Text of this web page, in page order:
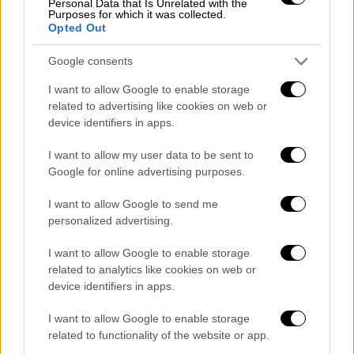
Personal Data that Is Unrelated with the
Purposes for which it was collected.
Opted Out
Google consents
I want to allow Google to enable storage
related to advertising like cookies on web or
device identifiers in apps.
I want to allow my user data to be sent to
Google for online advertising purposes.
I want to allow Google to send me
personalized advertising.
I want to allow Google to enable storage
related to analytics like cookies on web or
device identifiers in apps.
I want to allow Google to enable storage
related to functionality of the website or app.
καθηγητών και ερευνητών του ΕΚΠΑ τον
Νοέμβριο του 2021 με τίτλο: «Nocebo-Prone
Behavior Associated with SARS-CoV-2
Vaccine Hesitancy in Healthcare Workers και
συγγραφείς: Δήμος Μητσικώστας,
Κωνσταντίνα Αραβαντινού-Φατούρου,
Χριστίνα Δεληγιάννη, Ευρυδίκη Κραβαρίτη,
Ελένη Κορομπόκη, Μαρία Μυλωνά, Πηνελόπη
Βρυττιά, Γεωργία Παπαγιαννοπούλου,
Ευμορφία-Μαρία Δελίχα, Αθανάσιος Δελλής,
Γεώργιος Τσιβγούλης, Μελέτιος Α.
Σφηκάκης».
Αποτελέσματα έρευνας
Περίπου 8 στους 10 υγειονομικούς είχαν
πλήρως εμβολιασθεί εκείνο το χρονικό